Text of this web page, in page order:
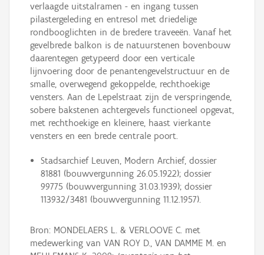
verlaagde uitstalramen - en ingang tussen
pilastergeleding en entresol met driedelige
rondbooglichten in de bredere traveeën. Vanaf het
gevelbrede balkon is de natuurstenen bovenbouw
daarentegen getypeerd door een verticale
lijnvoering door de penantengevelstructuur en de
smalle, overwegend gekoppelde, rechthoekige
vensters. Aan de Lepelstraat zijn de verspringende,
sobere bakstenen achtergevels functioneel opgevat,
met rechthoekige en kleinere, haast vierkante
vensters en een brede centrale poort.
Stadsarchief Leuven, Modern Archief, dossier
81881 (bouwvergunning 26.05.1922); dossier
99775 (bouwvergunning 31.03.1939); dossier
113932/3481 (bouwvergunning 11.12.1957).
Bron: MONDELAERS L. & VERLOOVE C. met
medewerking van VAN ROY D., VAN DAMME M. en